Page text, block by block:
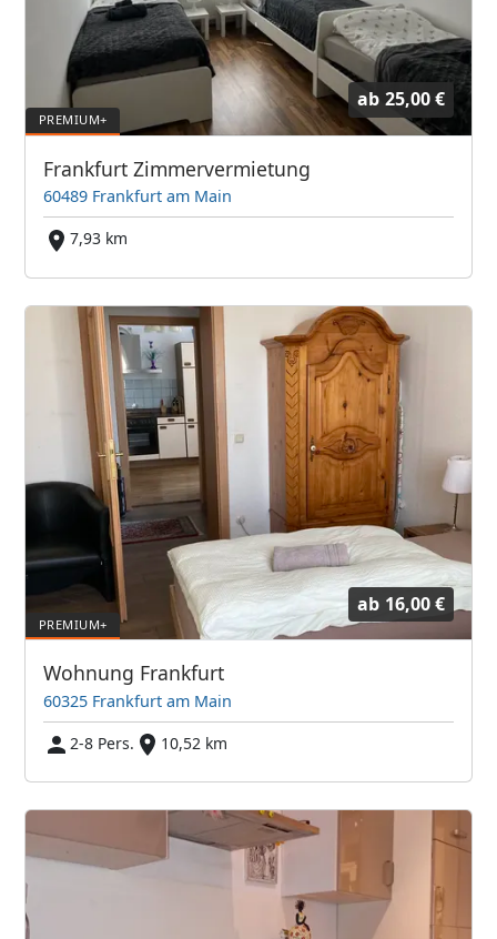
ab 25,00 €
Frankfurt Zimmervermietung
60489 Frankfurt am Main
7,93 km
ab 16,00 €
Wohnung Frankfurt
60325 Frankfurt am Main
2-8 Pers.
10,52 km